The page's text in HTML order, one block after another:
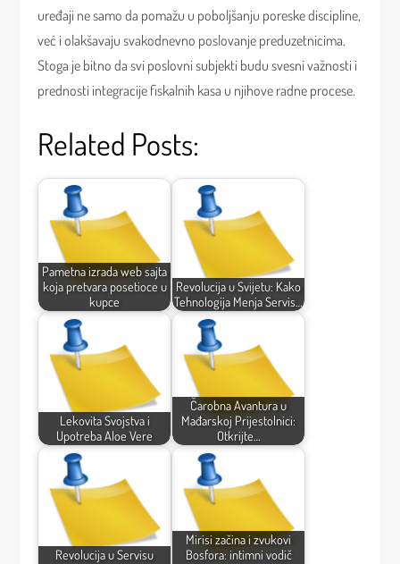
uređaji ne samo da pomažu u poboljšanju poreske discipline,
već i olakšavaju svakodnevno poslovanje preduzetnicima.
Stoga je bitno da svi poslovni subjekti budu svesni važnosti i
prednosti integracije fiskalnih kasa u njihove radne procese.
Related Posts:
Pametna izrada web sajta
koja pretvara posetioce u
kupce
Revolucija u Svijetu: Kako
Tehnologija Menja Servis…
Lekovita Svojstva i
Upotreba Aloe Vere
Čarobna Avantura u
Mađarskoj Prijestolnici:
Otkrijte…
Revolucija u Servisu
Mirisi začina i zvukovi
Bosfora: intimni vodič